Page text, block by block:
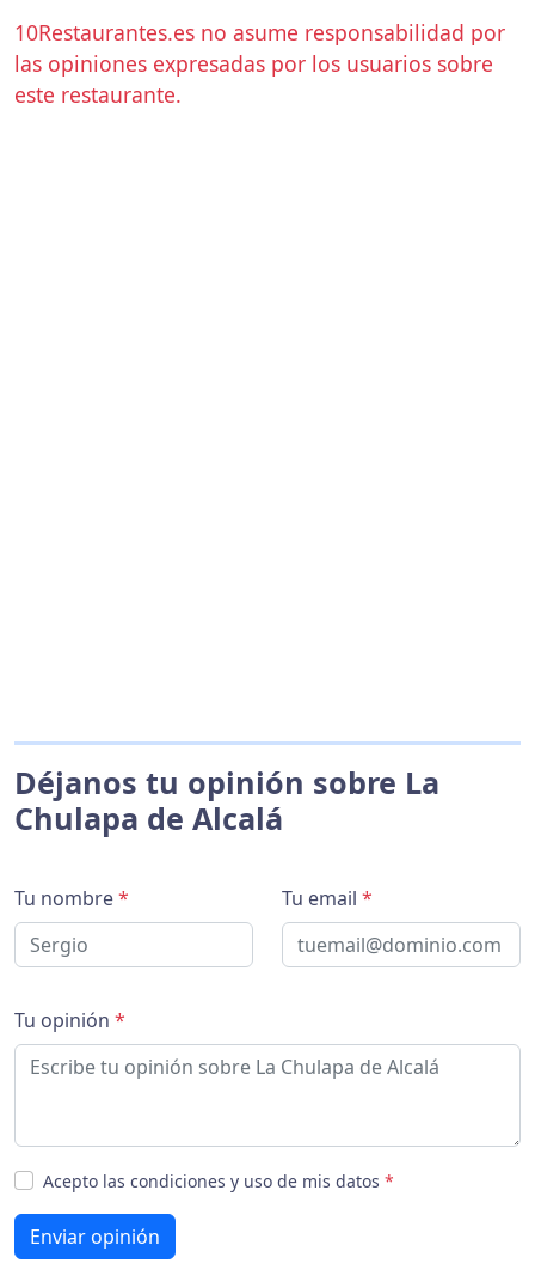
10Restaurantes.es no asume responsabilidad por
las opiniones expresadas por los usuarios sobre
este restaurante.
Déjanos tu opinión sobre La
Chulapa de Alcalá
Tu nombre* Tu email *
Tu opinión *
Acepto las condiciones y uso de mis datos *
Enviar opinión